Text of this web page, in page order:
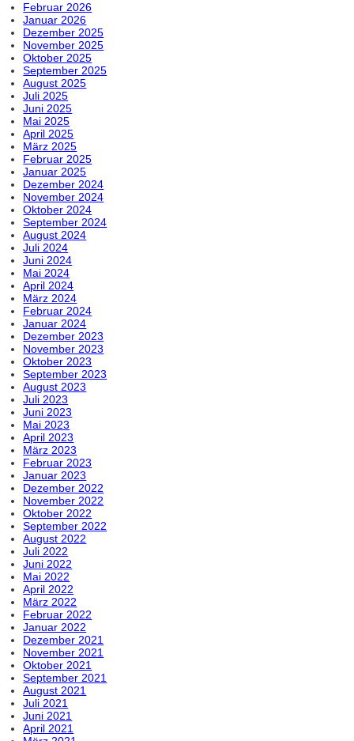
Februar 2026
Januar 2026
Dezember 2025
November 2025
Oktober 2025
September 2025
August 2025
Juli 2025
Juni 2025
Mai 2025
April 2025
März 2025
Februar 2025
Januar 2025
Dezember 2024
November 2024
Oktober 2024
September 2024
August 2024
Juli 2024
Juni 2024
Mai 2024
April 2024
März 2024
Februar 2024
Januar 2024
Dezember 2023
November 2023
Oktober 2023
September 2023
August 2023
Juli 2023
Juni 2023
Mai 2023
April 2023
März 2023
Februar 2023
Januar 2023
Dezember 2022
November 2022
Oktober 2022
September 2022
August 2022
Juli 2022
Juni 2022
Mai 2022
April 2022
März 2022
Februar 2022
Januar 2022
Dezember 2021
November 2021
Oktober 2021
September 2021
August 2021
Juli 2021
Juni 2021
April 2021